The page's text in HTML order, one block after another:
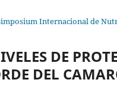
Internacional de
DE
DEL